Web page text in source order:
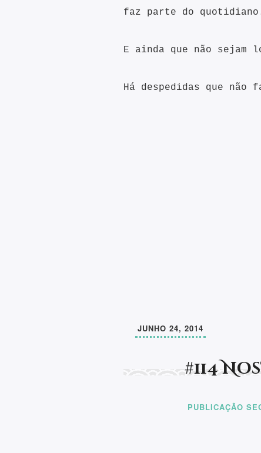
faz parte do
E ainda que não sejam
Há despedidas que não
#114
JUNHO 24, 2014
PUBLICAÇÃO